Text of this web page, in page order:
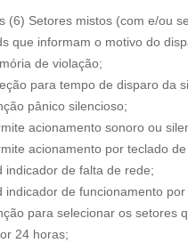
(6) Setores mistos (com e/ou
que informam o motivo do
de violação;
para tempo de disparo da
pânico silencioso;
acionamento sonoro ou
acionamento por teclado
indicador de falta de rede;
indicador de funcionamento por
para selecionar os setores
24 horas;